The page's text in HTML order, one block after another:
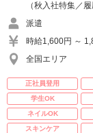
（秋入社特集／
派遣
時給1,600円 ～
全国エリア
正社員登用
学生OK
ネイルOK
スキンケア